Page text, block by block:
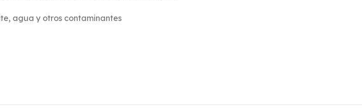
agua y otros contaminantes